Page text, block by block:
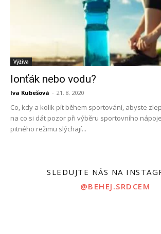
Výživa
Ionťák nebo vodu?
Iva Kubešová - 21. 8. 2020
Co, kdy a kolik pít během sportování, abyste
na co si dát pozor při výběru sportovního
pitného režimu slýchají...
SLEDUJTE NÁS NA
@BEHEJ.SRDCEM